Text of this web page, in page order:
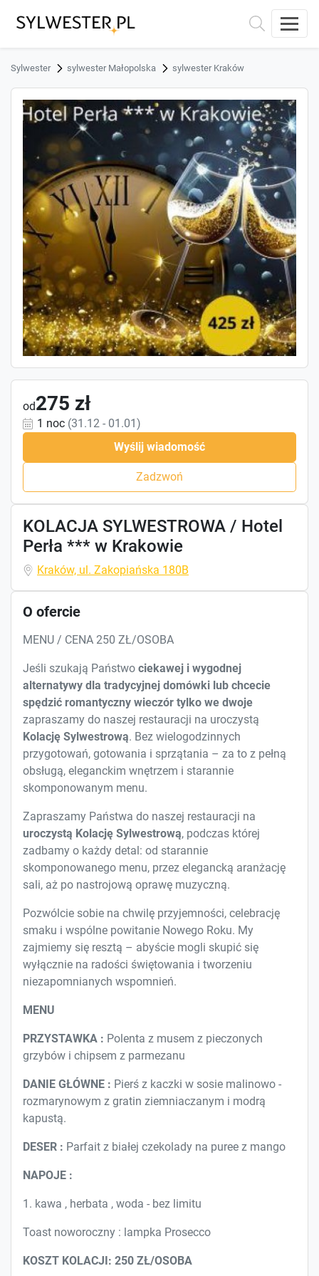
Sylwester sylwester Małopolska sylwester Kraków
od275 zł
1 noc (31.12 - 01.01)
Wyślij wiadomość
Zadzwoń
KOLACJA SYLWESTROWA / Hotel
Perła *** w Krakowie
Kraków, ul. Zakopiańska 180B
O ofercie
MENU / CENA 250 ZŁ/OSOBA
Jeśli szukają Państwo ciekawej i wygodnej
alternatywy dla tradycyjnej domówki lub chcecie
spędzić romantyczny wieczór tylko we dwoje
zapraszamy do naszej restauracji na uroczystą
Kolację Sylwestrową. Bez wielogodzinnych
przygotowań, gotowania i sprzątania – za to z pełną
obsługą, eleganckim wnętrzem i starannie
skomponowanym menu.
Zapraszamy Państwa do naszej restauracji na
uroczystą Kolację Sylwestrową, podczas której
zadbamy o każdy detal: od starannie
skomponowanego menu, przez elegancką aranżację
sali, aż po nastrojową oprawę muzyczną.
Pozwólcie sobie na chwilę przyjemności, celebrację
smaku i wspólne powitanie Nowego Roku. My
zajmiemy się resztą – abyście mogli skupić się
wyłącznie na radości świętowania i tworzeniu
niezapomnianych wspomnień.
MENU
PRZYSTAWKA : Polenta z musem z pieczonych
grzybów i chipsem z parmezanu
DANIE GŁÓWNE : Pierś z kaczki w sosie malinowo -
rozmarynowym z gratin ziemniaczanym i modrą
kapustą.
DESER : Parfait z białej czekolady na puree z mango
NAPOJE :
1. kawa , herbata , woda - bez limitu
Toast noworoczny : lampka Prosecco
KOSZT KOLACJI: 250 ZŁ/OSOBA